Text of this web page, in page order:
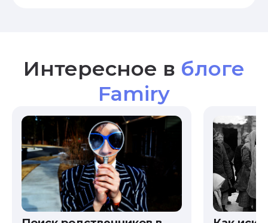
Интересное в блоге
Famiry